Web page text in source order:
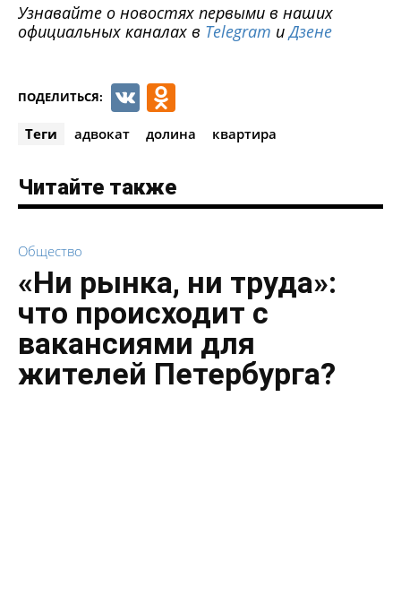
Узнавайте о новостях первыми в наших
официальных каналах в Telegram иДзене
ПОДЕЛИТЬСЯ: VK
Теги адвокат долина квартира
Читайте также
Общество
«Ни рынка, ни труда»:
что происходит с
вакансиями для
жителей Петербурга?